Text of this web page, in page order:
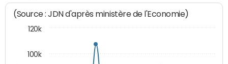
(Source : JDN d'après ministère de l'Economie)
100k
120k